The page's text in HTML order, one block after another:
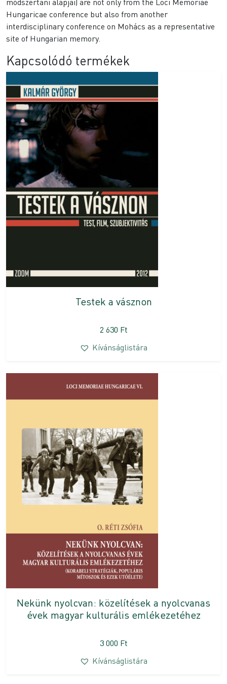
Hungaricae conference but also from another
interdisciplinary conference on Mohács as a representative
site of Hungarian memory.
Kapcsolódó termékek
Testek a vásznon
2 630 Ft
Kívánságlistára
Nekünk nyolcvan: közelítések a nyolcvanas
évek magyar kulturális emlékezetéhez
3 000 Ft
Kívánságlistára